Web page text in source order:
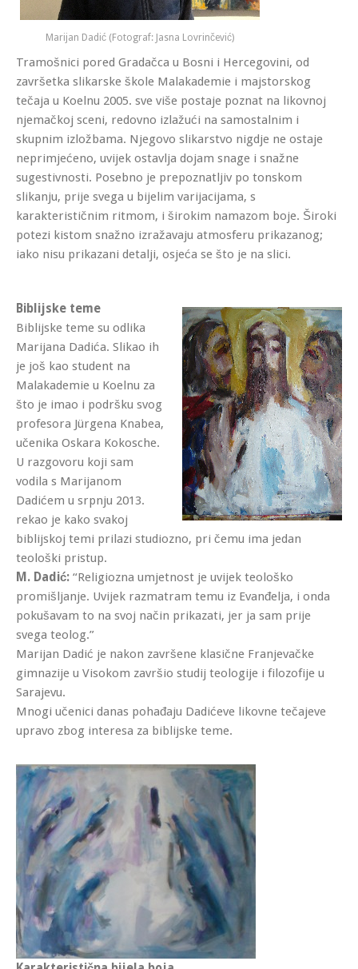
Marijan Dadić (Fotograf: Jasna Lovrinčević)
Tramošnici pored Gradačca u Bosni i Hercegovini, od
završetka slikarske škole Malakademie i majstorskog
tečaja u Koelnu 2005. sve više postaje poznat na likovnoj
njemačkoj sceni, redovno izlažući na samostalnim i
skupnim izložbama. Njegovo slikarstvo nigdje ne ostaje
neprimjećeno, uvijek ostavlja dojam snage i snažne
sugestivnosti. Posebno je prepoznatljiv po tonskom
slikanju, prije svega u bijelim varijacijama, s
karakterističnim ritmom, i širokim namazom boje. Široki
potezi kistom snažno izražavaju atmosferu prikazanog;
iako nisu prikazani detalji, osjeća se što je na slici.
Biblijske teme
Biblijske teme su odlika
Marijana Dadića. Slikao ih
je još kao student na
Malakademie u Koelnu za
što je imao i podršku svog
profesora Jürgena Knabea,
učenika Oskara Kokosche.
U razgovoru koji sam
vodila s Marijanom
Dadićem u srpnju 2013.
rekao je kako svakoj
biblijskoj temi prilazi studiozno, pri čemu ima jedan
teološki pristup.
M. Dadić: “Religiozna umjetnost je uvijek teološko
promišljanje. Uvijek razmatram temu iz Evanđelja, i onda
pokušavam to na svoj način prikazati, jer ja sam prije
svega teolog.”
Marijan Dadić je nakon završene klasične Franjevačke
gimnazije u Visokom završio studij teologije i filozofije u
Sarajevu.
Mnogi učenici danas pohađaju Dadićeve likovne tečajeve
upravo zbog interesa za biblijske teme.